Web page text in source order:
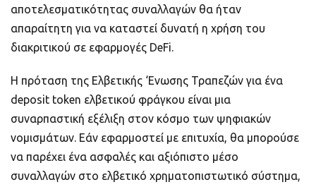
αποτελεσματικότητας συναλλαγών θα ήταν
απαραίτητη για να καταστεί δυνατή η χρήση του
διακριτικού σε εφαρμογές DeFi.
Η πρόταση της Ελβετικής ‘Ενωσης Τραπεζών για ένα
deposit token ελβετικού φράγκου είναι μια
συναρπαστική εξέλιξη στον κόσμο των ψηφιακών
νομισμάτων. Εάν εφαρμοστεί με επιτυχία, θα μπορούσε
να παρέχει ένα ασφαλές και αξιόπιστο μέσο
συναλλαγών στο ελβετικό χρηματοπιστωτικό σύστημα,